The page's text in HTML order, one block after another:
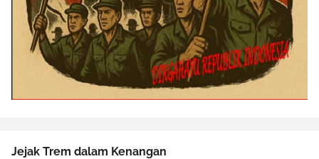
Jejak Trem dalam Kenangan